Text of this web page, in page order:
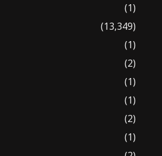
(1)
(13,349)
(1)
(2)
(1)
(1)
(2)
(1)